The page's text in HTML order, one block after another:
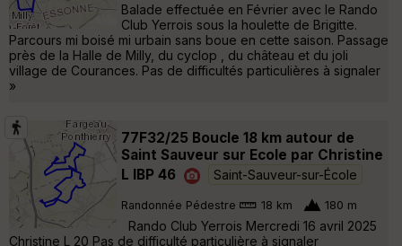
Balade effectuée en Février avec le Rando
Club Yerrois sous la houlette de Brigitte.
Parcours mi boisé mi urbain sans boue en cette saison. Passage
près de la Halle de Milly, du cyclop , du château et du joli
village de Courances. Pas de difficultés particulières à signaler
»
77F32/25 Boucle 18 km autour de
Saint Sauveur sur Ecole par Christine
L IBP 46
Saint-Sauveur-sur-École
Randonnée Pédestre 18 km 180 m
Rando Club Yerrois Mercredi 16 avril 2025
Christine L 20 Pas de difficulté particulière à signaler